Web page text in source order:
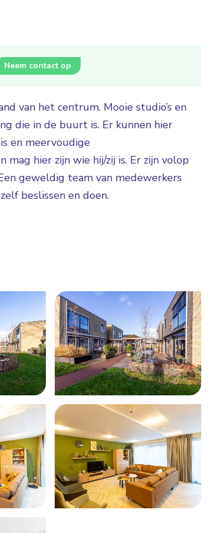
Neem contact op
van het centrum. Mooie studio’s en
die in de buurt is. Er kunnen hier
en meervoudige
hier zijn wie hij/zij is. Er zijn volop
geweldig team van medewerkers
beslissen en doen.